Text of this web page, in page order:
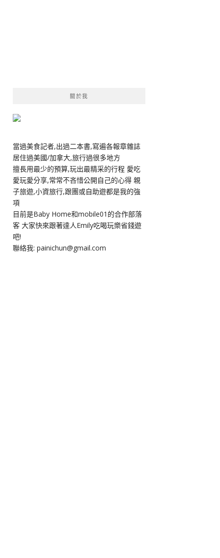
關於我
當過美食記者,出過二本書,寫遍各報章雜誌
居住過美國/加拿大,旅行過很多地方
擅長用最少的預算,玩出最精采的行程 愛吃
愛玩愛分享,常常不吝惜公開自己的心得 親
子旅遊,小資旅行,跟團或自助遊都是我的強
項
目前是Baby Home和mobile01的合作部落
客 大家快來跟著達人Emily吃喝玩樂省錢遊
吧!
聯絡我: painichun@gmail.com